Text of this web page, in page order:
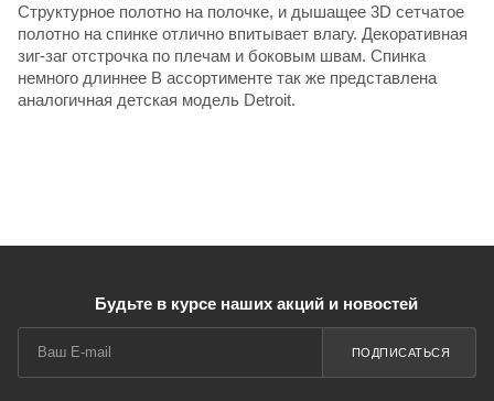
Структурное полотно на полочке, и дышащее 3D сетчатое
полотно на спинке отлично впитывает влагу. Декоративная
зиг-заг отстрочка по плечам и боковым швам. Спинка
немного длиннее В ассортименте так же представлена
аналогичная детская модель Detroit.
Будьте в курсе наших акций и новостей
ПОДПИСАТЬСЯ